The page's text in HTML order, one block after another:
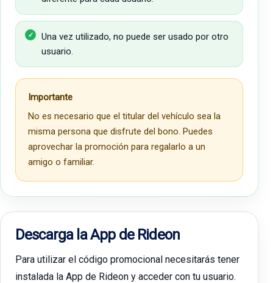
Una vez utilizado, no puede ser usado por otro
usuario.
Importante
No es necesario que el titular del vehículo sea la
misma persona que disfrute del bono. Puedes
aprovechar la promoción para regalarlo a un
amigo o familiar.
Descarga la App de Rideon
Para utilizar el código promocional necesitarás tener
instalada la App de Rideon y acceder con tu usuario.